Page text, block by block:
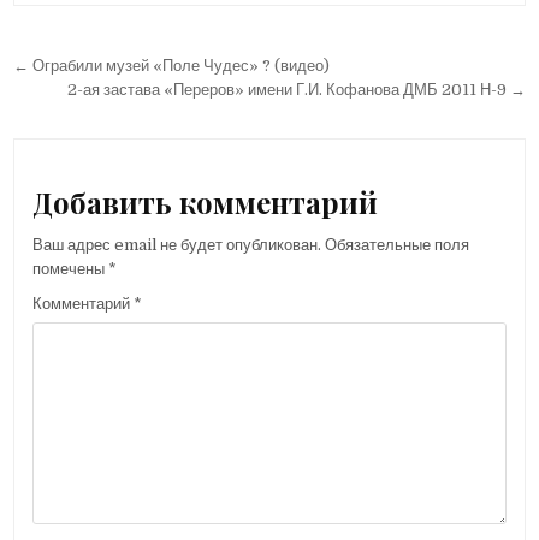
Навигация
← Ограбили музей «Поле Чудес» ? (видео)
2-ая застава «Переров» имени Г.И. Кофанова ДМБ 2011 Н-9 →
Добавить комментарий
Ваш адрес email не будет опубликован. Обязательные поля
помечены *
Комментарий *